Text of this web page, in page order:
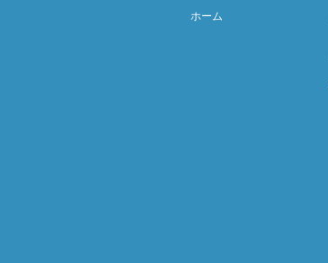
ホーム